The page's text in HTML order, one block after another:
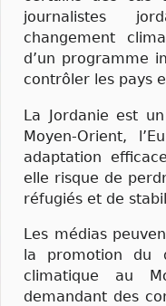
journalistes
changement
d’un programme
contrôler les pays
La Jordanie est
Moyen-Orient,
adaptation
elle risque de
réfugiés et de
Les médias
la promotion du
climatique au
demandant des